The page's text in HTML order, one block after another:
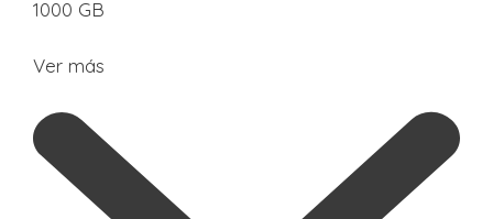
1000 GB
Ver más